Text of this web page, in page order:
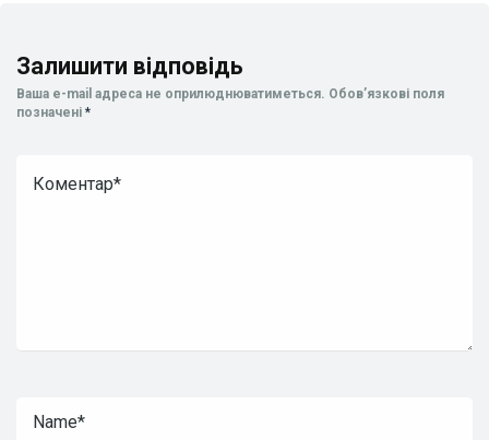
Залишити відповідь
Ваша e-mail адреса не оприлюднюватиметься. Обов’язкові поля
позначені *